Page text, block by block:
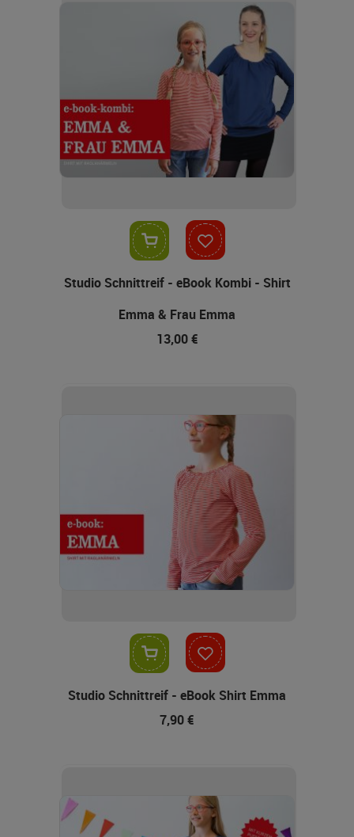
Studio Schnittreif - eBook Kombi - Shirt
Emma & Frau Emma
13,00 €
Studio Schnittreif - eBook Shirt Emma
7,90 €